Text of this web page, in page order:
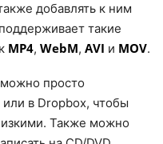
добавлять к ним
такие
MP4, WebM, AVI и MOV.
просто
в Dropbox, чтобы
Также можно